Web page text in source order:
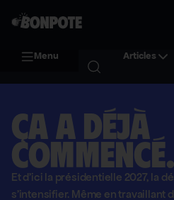
Menu Articles
Ça a déjà
commencé.
Et d'ici la présidentielle 2027, la
s'intensifier. Même en travaillant